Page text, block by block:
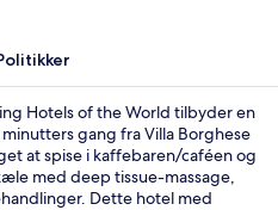
Hotels of the World tilbyder en
gang fra Villa Borghese
at spise i kaffebaren/caféen og
med deep tissue-massage,
Dette hotel med